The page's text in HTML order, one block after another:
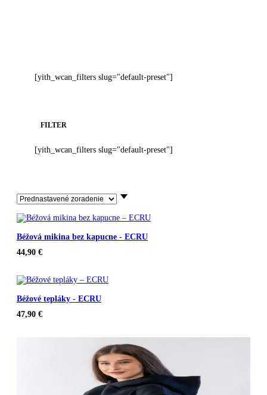
[yith_wcan_filters slug="default-preset"]
FILTER
[yith_wcan_filters slug="default-preset"]
Béžová mikina bez kapucne - ECRU
44,90 €
Béžové tepláky - ECRU
47,90 €